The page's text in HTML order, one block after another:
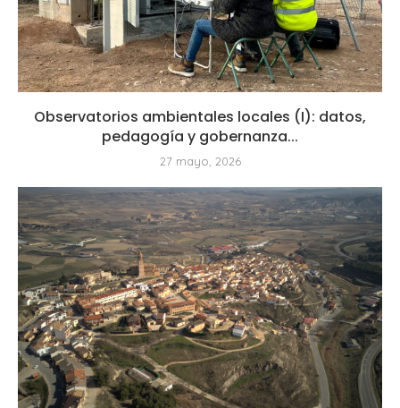
Observatorios ambientales locales (I): datos,
pedagogía y gobernanza...
27 mayo, 2026